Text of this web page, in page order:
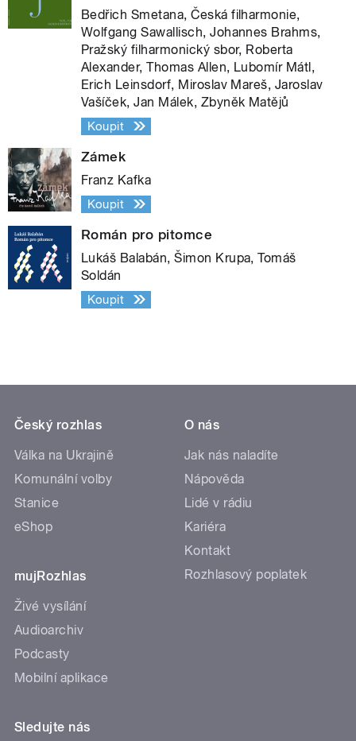
Bedřich Smetana, Česká filharmonie,
Wolfgang Sawallisch, Johannes Brahms,
Pražský filharmonický sbor, Roberta
Alexander, Thomas Allen, Lubomír Mátl,
Erich Leinsdorf, Miroslav Mareš, Jaroslav
Vašíček, Jan Málek, Zbyněk Matějů
Koupit
Zámek
Franz Kafka
Koupit
Román pro pitomce
Lukáš Balabán, Šimon Krupa, Tomáš
Soldán
Koupit
Český rozhlas
Válka na Ukrajině
Komunální volby
Stanice
eShop
mujRozhlas
Živé vysílání
Audioarchiv
Podcasty
Mobilní aplikace
O nás
Jak nás naladíte
Nápověda
Lidé v rádiu
Kariéra
Kontakt
Rozhlasový poplatek
Sledujte nás